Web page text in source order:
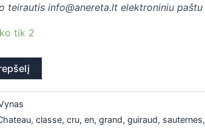
teirautis info@anereta.lt elektroniniu paštu
tik 2
, classe, cru, en, grand, guiraud, sauternes,